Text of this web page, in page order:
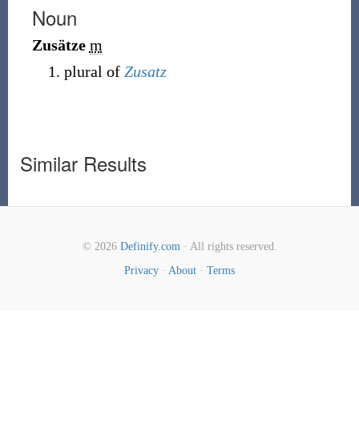
Noun
Zusätze m
plural of Zusatz
Similar Results
© 2026 Definify.com· All rights reserved.
Privacy · About · Terms